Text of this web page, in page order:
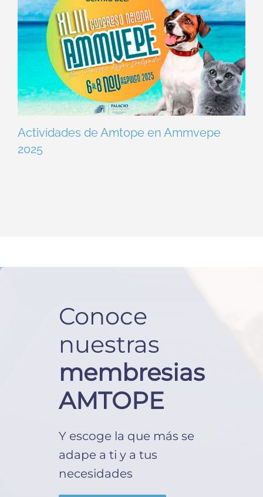
Actividades de Amtope en Ammvepe
2025
Conoce
nuestras
membresias
AMTOPE
Y escoge la que más se
adape a ti y a tus
necesidades